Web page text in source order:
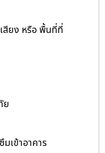
สียง หรือ พื้นที่ที่
ย
เข้าอาคาร